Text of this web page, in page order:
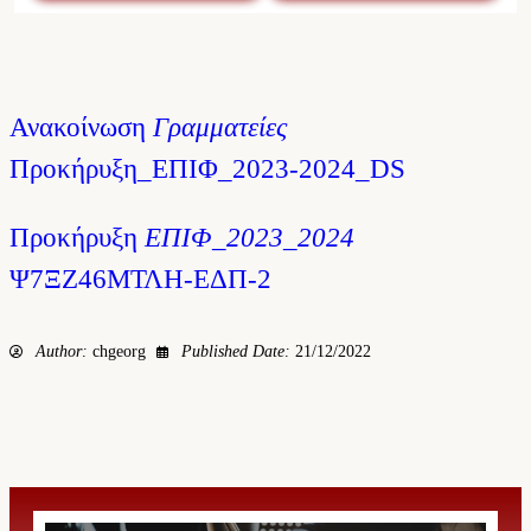
Ανακοίνωση Γραμματείες
Προκήρυξη_ΕΠΙΦ_2023-2024_DS
Προκήρυξη ΕΠΙΦ_2023_2024
Ψ7ΞΖ46ΜΤΛΗ-ΕΔΠ-2
Author: chgeorg Published Date: 21/12/2022